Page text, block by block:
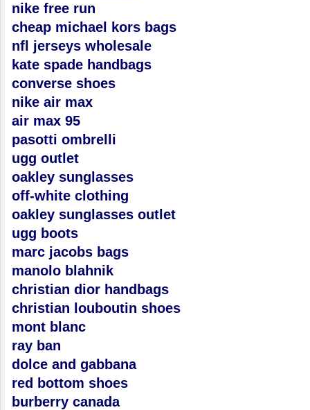
nike free run
cheap michael kors bags
nfl jerseys wholesale
kate spade handbags
converse shoes
nike air max
air max 95
pasotti ombrelli
ugg outlet
oakley sunglasses
off-white clothing
oakley sunglasses outlet
ugg boots
marc jacobs bags
manolo blahnik
christian dior handbags
christian louboutin shoes
mont blanc
ray ban
dolce and gabbana
red bottom shoes
burberry canada